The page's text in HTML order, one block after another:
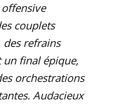
offensive
couplets
refrains
final épique,
orchestrations
Audacieux